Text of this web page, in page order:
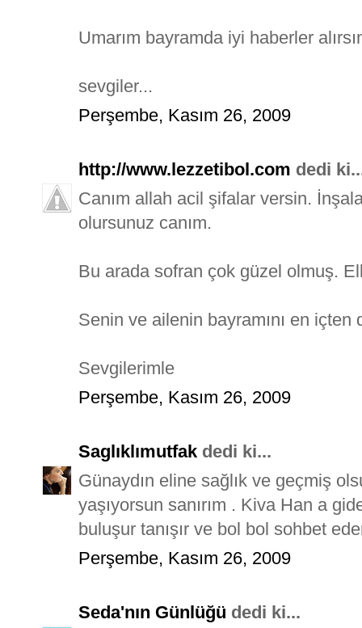
Umarım bayramda iyi haberler
sevgiler...
Perşembe, Kasım 26, 2009
http://www.lezzetibol.com dedi
Canım allah acil şifalar versin.
olursunuz canım.
Bu arada sofran çok güzel olmuş.
Senin ve ailenin bayramını en
Sevgilerimle
Perşembe, Kasım 26, 2009
Saglıklımutfak dedi ki...
Günaydın eline sağlık ve geçmiş
yaşıyorsun sanırım . Kiva Han a
buluşur tanışır ve bol bol sohbet
Perşembe, Kasım 26, 2009
Seda'nın Günlüğü dedi ki...